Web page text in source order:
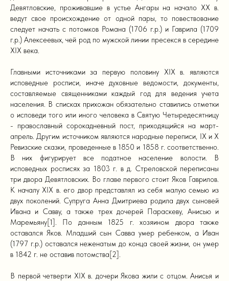
Девятловские, проживавшие в устье Ангары на начало XX в.
ведут свое происхождение от одной пары, то повествование
следует начать с потомков Романа (1706 г.р.) и Гаврила (1709
г.р.) Алексеевых, чей род по мужской линии пресекся в середине
XIX века.
Главными источниками за первую половину XIX в. являются
исповедные росписи, иначе духовные ведомости, документы,
составляемые священниками каждый год для ведения учета
населения. В списках прихожан обязательно ставились отметки
о исповеди того или иного человека в Святую Четыредесятницу
- православный сорокадневный пост, приходящийся на март-
апрель. Другим источником являются народные переписи, IX и X
Ревизские сказки, проведенные в 1850 и 1858 г. соответственно.
В них фигурирует все податное население волости. В
исповедных росписях за 1803 г. в д. Стреловской переписаны
три двора Девятловских. Во главе первого стоит Яков Гаврилов.
К началу XIX в. его двор представлял из себя малую семью из
двух поколений. Супруга Анна Дмитриева родила двух сыновей
Ивана и Савву, а также трех дочерей Параскеву, Анисью и
Маремьяну[1]. По данным 1825 г. хозяином двора также
оставался Яков. Младший сын Савва умер ребенком, а Иван
(1797 г.р.) оставался неженатым до конца своей жизни, он умер
в 1842 г. не оставив потомства[2].
В первой четверти XIX в. дочери Якова жили с отцом. Анисья и